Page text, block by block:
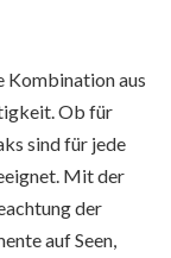
Kombination aus
Ob für
sind für jede
Mit der
der
auf Seen,